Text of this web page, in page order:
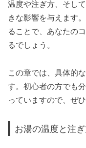
温度や注ぎ方、そし
きな影響を与えます
ることで、あなたの
るでしょう。
この章では、具体的
す。初心者の方でも
っていますので、ぜ
お湯の温度と注